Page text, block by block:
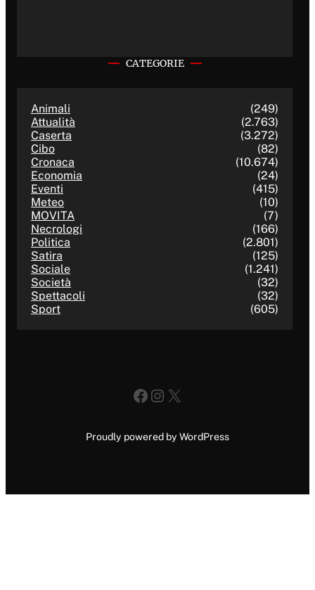
CATEGORIE
Animali
(249)
Attualità
(2.763)
Caserta
(3.272)
Cibo
(82)
Cronaca
(10.674)
Economia
(24)
Eventi
(415)
Meteo
(10)
MOVITA
(7)
Necrologi
(166)
Politica
(2.801)
Satira
(125)
Sociale
(1.241)
Società
(32)
Spettacoli
(32)
Sport
(605)
Facebook
Instagram
X
Proudly powered by WordPress